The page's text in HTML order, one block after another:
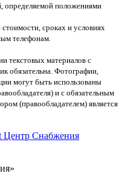
определяемой положениями
сроках и условиях
телефонам.
текстовых материалов с
обязательна. Фотографии,
могут быть использованы
и с обязательным
(правообладателем) является